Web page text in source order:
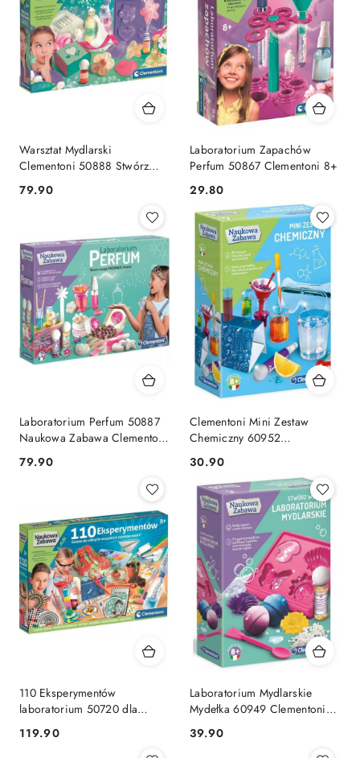
Warsztat Mydlarski
Clementoni 50888 Stwórz
własne Mydełka Laboratorium
Cena:
79.90
Laboratorium Zapachów
Perfum 50867 Clementoni 8+
Cena:
29.80
Laboratorium Perfum 50887
Naukowa Zabawa Clementoni
Cena:
79.90
Clementoni Mini Zestaw
Chemiczny 60952
Cena:
30.90
110 Eksperymentów
laboratorium 50720 dla
dzieci +8 lat Clementoni
Cena:
119.90
Laboratorium Mydlarskie
Mydełka 60949 Clementoni
8+
Cena:
39.90